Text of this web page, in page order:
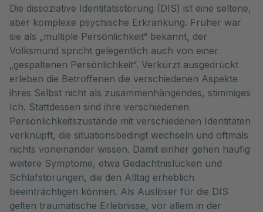
Die dissoziative Identitätsstörung (DIS) ist eine seltene,
aber komplexe psychische Erkrankung. Früher war
sie als „multiple Persönlichkeit“ bekannt, der
Volksmund spricht gelegentlich auch von einer
„gespaltenen Persönlichkeit“. Verkürzt ausgedrückt
erleben die Betroffenen die verschiedenen Aspekte
ihres Selbst nicht als zusammenhängendes, stimmiges
Ich. Stattdessen sind ihre verschiedenen
Persönlichkeitszustände mit verschiedenen Identitäten
verknüpft, die situationsbedingt wechseln und oftmals
nichts voneinander wissen. Damit einher gehen häufig
weitere Symptome, etwa Gedächtnislücken und
Schlafstörungen, die den Alltag erheblich
beeinträchtigen können. Als Auslöser für die DIS
gelten traumatische Erlebnisse, vor allem in der